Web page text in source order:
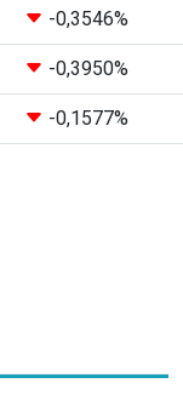
-0,3546%
-0,3950%
-0,1577%